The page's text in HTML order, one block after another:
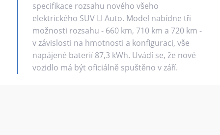
specifikace rozsahu nového všeho
elektrického SUV LI Auto. Model nabídne tři
možnosti rozsahu - 660 km, 710 km a 720 km -
v závislosti na hmotnosti a konfiguraci, vše
napájené baterií 87,3 kWh. Uvádí se, že nové
vozidlo má být oficiálně spuštěno v září.